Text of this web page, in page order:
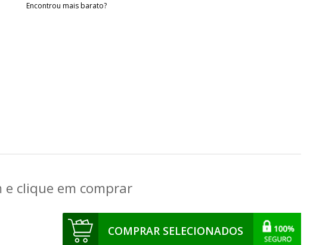
Encontrou mais barato?
e clique em comprar
COMPRAR SELECIONADOS